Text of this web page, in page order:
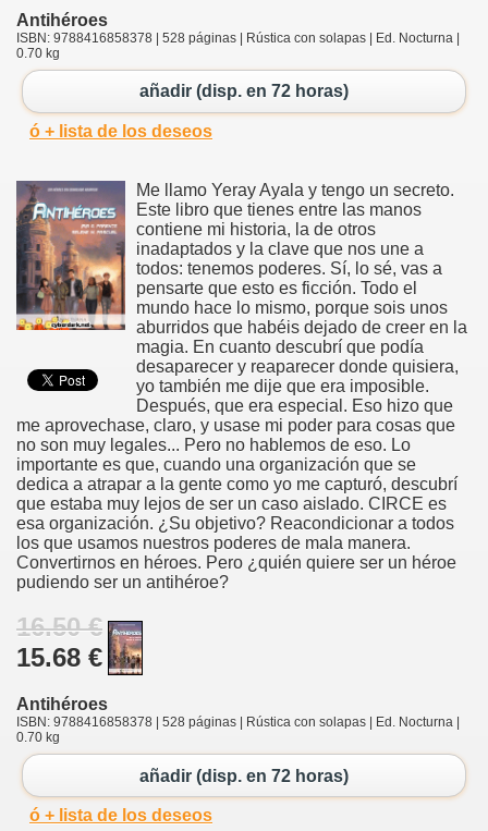
Antihéroes
ISBN: 9788416858378 | 528 páginas | Rústica con solapas | Ed. Nocturna |
0.70 kg
añadir (disp. en 72 horas)
ó + lista de los deseos
Me llamo Yeray Ayala y tengo un secreto.
Este libro que tienes entre las manos
contiene mi historia, la de otros
inadaptados y la clave que nos une a
todos: tenemos poderes. Sí, lo sé, vas a
pensarte que esto es ficción. Todo el
mundo hace lo mismo, porque sois unos
aburridos que habéis dejado de creer en la
magia. En cuanto descubrí que podía
desaparecer y reaparecer donde quisiera,
yo también me dije que era imposible.
Después, que era especial. Eso hizo que
me aprovechase, claro, y usase mi poder para cosas que
no son muy legales... Pero no hablemos de eso. Lo
importante es que, cuando una organización que se
dedica a atrapar a la gente como yo me capturó, descubrí
que estaba muy lejos de ser un caso aislado. CIRCE es
esa organización. ¿Su objetivo? Reacondicionar a todos
los que usamos nuestros poderes de mala manera.
Convertirnos en héroes. Pero ¿quién quiere ser un héroe
pudiendo ser un antihéroe?
16.50 €
15.68 €
Antihéroes
ISBN: 9788416858378 | 528 páginas | Rústica con solapas | Ed. Nocturna |
0.70 kg
añadir (disp. en 72 horas)
ó + lista de los deseos